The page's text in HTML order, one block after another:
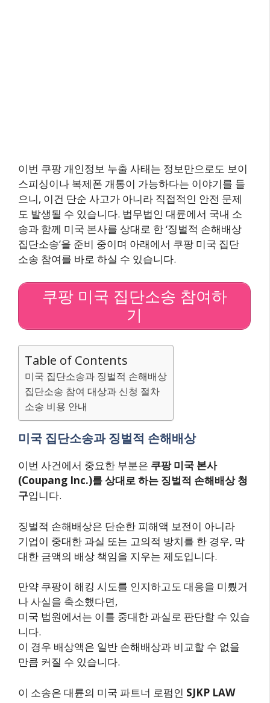
이번 쿠팡 개인정보 누출 사태는 정보만으로도 보이
스피싱이나 복제폰 개통이 가능하다는 이야기를 들
으니, 이건 단순 사고가 아니라 직접적인 안전 문제
도 발생될 수 있습니다. 법무법인 대륜에서 국내 소
송과 함께 미국 본사를 상대로 한 ‘징벌적 손해배상
집단소송’을 준비 중이며 아래에서 쿠팡 미국 집단
소송 참여를 바로 하실 수 있습니다.
쿠팡 미국 집단소송 참여하
기
Table of Contents
미국 집단소송과 징벌적 손해배상
집단소송 참여 대상과 신청 절차
소송 비용 안내
미국 집단소송과 징벌적 손해배상
이번 사건에서 중요한 부분은 쿠팡 미국 본사
(Coupang Inc.)를 상대로 하는 징벌적 손해배상 청
구입니다.
징벌적 손해배상은 단순한 피해액 보전이 아니라
기업이 중대한 과실 또는 고의적 방치를 한 경우, 막
대한 금액의 배상 책임을 지우는 제도입니다.
만약 쿠팡이 해킹 시도를 인지하고도 대응을 미뤘거
나 사실을 축소했다면,
미국 법원에서는 이를 중대한 과실로 판단할 수 있습
니다.
이 경우 배상액은 일반 손해배상과 비교할 수 없을
만큼 커질 수 있습니다.
이 소송은 대륜의 미국 파트너 로펌인 SJKP LAW